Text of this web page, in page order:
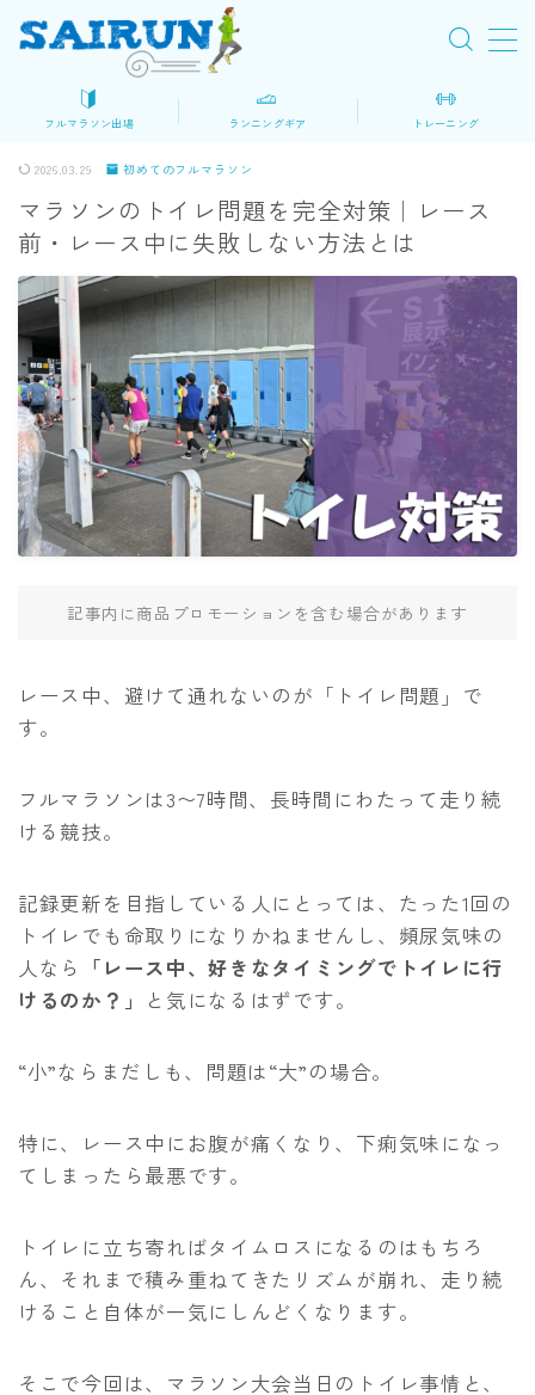
MENU
初めてのフルマラソン
ロードマップ
大会を探す
マラソン準備
レース当日
ランニングギア・装備
シューズ
ウェア
アクセサリー
ランニング基礎知識
ランニングコース
運営者情報
お問い合わせ
フルマラソン出場 ランニングギア トレーニング
2026.03.29 初めてのフルマラソン
マラソンのトイレ問題を完全対策｜レース
前・レース中に失敗しない方法とは
記事内に商品プロモーションを含む場合があります
レース中、避けて通れないのが「トイレ問題」で
す。
フルマラソンは3〜7時間、長時間にわたって走り続
ける競技。
記録更新を目指している人にとっては、たった1回の
トイレでも命取りになりかねませんし、頻尿気味の
人なら
「レース中、好きなタイミングでトイレに行
けるのか？」
と気になるはずです。
“小”ならまだしも、問題は“大”の場合。
特に、レース中にお腹が痛くなり、下痢気味になっ
てしまったら最悪です。
トイレに立ち寄ればタイムロスになるのはもちろ
ん、それまで積み重ねてきたリズムが崩れ、走り続
けること自体が一気にしんどくなります。
そこで今回は、マラソン大会当日のトイレ事情と、